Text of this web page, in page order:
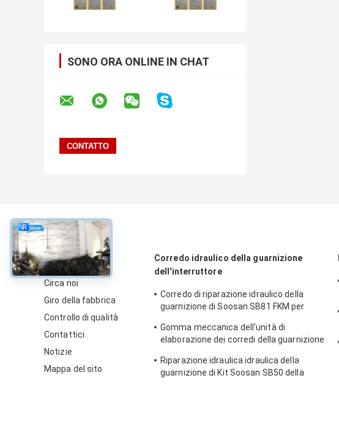
SONO ORA ONLINE IN CHAT
circa
Circa noi
Giro della fabbrica
Controllo di qualità
Contattici
Notizie
Mappa del sito
Corredo idraulico della guarnizione
dell'interruttore
Corredo di riparazione idraulico della
guarnizione di Soosan SB81 FKM per
Gomma meccanica dell'unità di
elaborazione dei corredi della guarnizione
Sb81
Riparazione idraulica idraulica della
guarnizione di Kit Soosan SB50 della